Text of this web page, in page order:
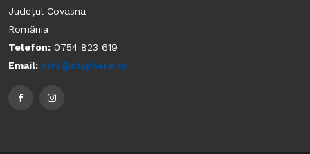
Județul Covasna
România
Telefon: 0754 823 619
Email: info@stayhere.ro